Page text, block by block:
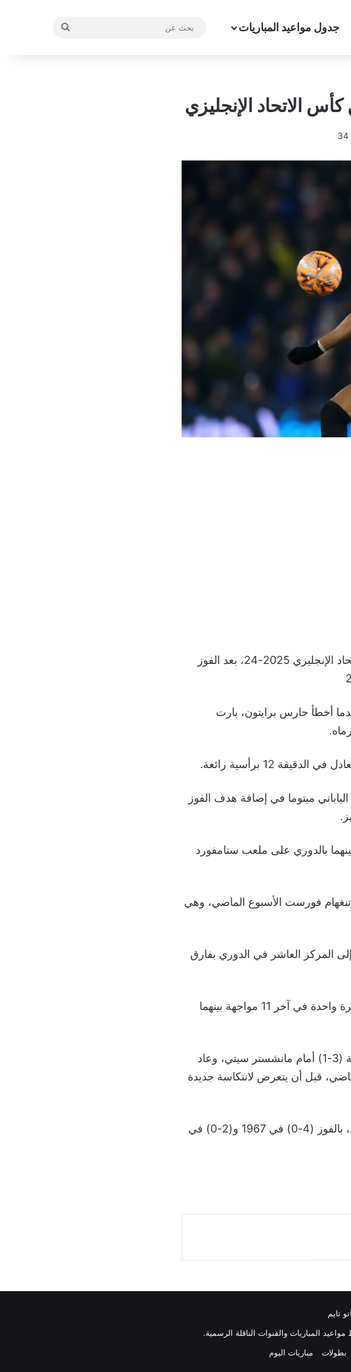
جدول مواعيد المباريات
الاتحاد الإنجليزي
34
من الدور الرابع في بطولة كأس الاتحاد الإنجليزي 2025-24، بعد الفوز
أخطأ حارس برايتون، بارت
12 برأسية رائعة.
ميتوما في إضافة هدف الفوز
بعد خسارته (4-2) في آخر لقاء بينهما بالدوري على ملعب ستامفورد
خاصة بعد الهزيمة القاسية (7-0) أمام نوتنغهام فورست الأسبوع الماضي، وهي
فقط من آخر 13 مباراة، وتراجع إلى المركز العاشر في الدوري بفارق
وكان برايتون خسر آخر 4 مباريات أمام تشيلسي، ولم يفز سوى مرة واحدة في آخر 11 مواجهة بينهما
في المقابل، تعافى تشيلسي من خسارته في نهاية شهر يناير بنتيجة (3-1) أمام مانشستر سيتي، وعاد
يوم الاثنين الماضي، قبل أن يتعرض لانتكاسة جديدة
وسبق للبلوز وتفوق على برايتون مرتين في كأس الاتحاد الإنجليزي، بالفوز (4-0) في 1967 و(2-0) في
تايم
المباريات والقنوات الناقلة الرسمية.
بطولات
مباريات اليوم